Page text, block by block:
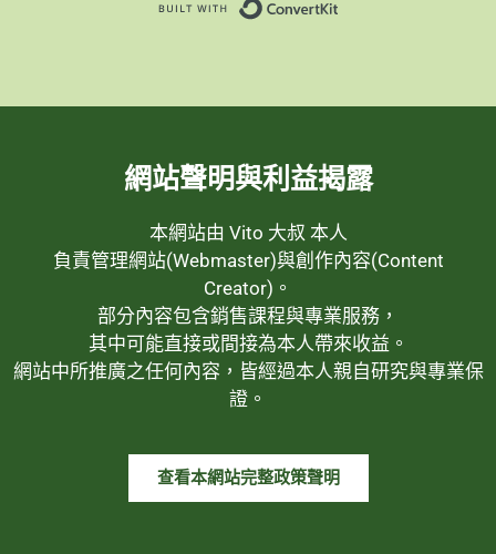
網站聲明與利益揭露
本網站由 Vito 大叔 本人
負責管理網站(Webmaster)與創作內容(Content
Creator)。
部分內容包含銷售課程與專業服務，
其中可能直接或間接為本人帶來收益。
網站中所推廣之任何內容，皆經過本人親自研究與專業保
證。
查看本網站完整政策聲明